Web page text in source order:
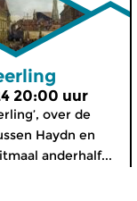
20:00 uur
over de
Haydn en
anderhalf...